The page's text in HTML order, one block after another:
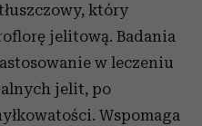
który
jelitową. Badania
w leczeniu
jelit, po
Wspomaga